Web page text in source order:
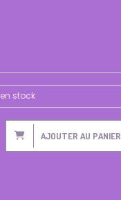
stock
AJOUTER AU PANIER